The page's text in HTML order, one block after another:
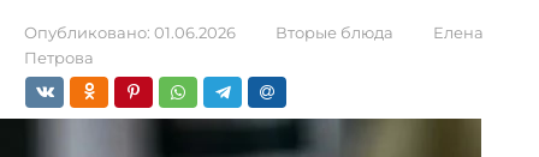
Опубликовано: 01.06.2026 Вторые блюда
Елена
Петрова